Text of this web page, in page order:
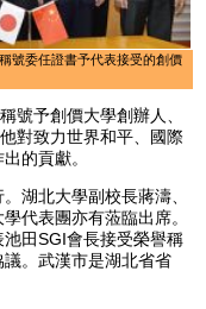
號委任證書予代表接受的創價
號予創價大學創辦人、
對致力世界和平、國際
的貢獻。
湖北大學副校長蔣濤、
代表團亦有蒞臨出席。
田SGI會長接受榮譽稱
。武漢市是湖北省省